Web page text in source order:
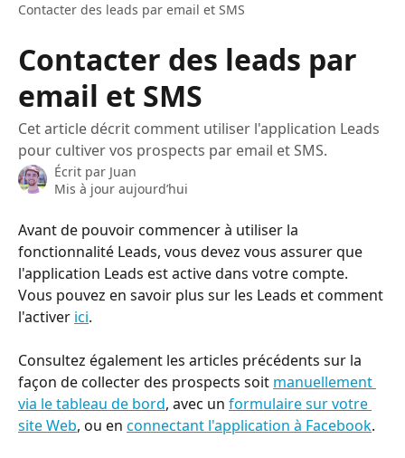
Contacter des leads par email et SMS
Contacter des leads par
email et SMS
Cet article décrit comment utiliser l'application Leads
pour cultiver vos prospects par email et SMS.
Écrit par Juan
Mis à jour aujourd’hui
Avant de pouvoir commencer à utiliser la
fonctionnalité Leads, vous devez vous assurer que
l'application Leads est active dans votre compte.
Vous pouvez en savoir plus sur les Leads et comment
l'activer ici.
Consultez également les articles précédents sur la
façon de collecter des prospects soit manuellement
via le tableau de bord, avec un formulaire sur votre
site Web, ou en connectant l'application à Facebook.